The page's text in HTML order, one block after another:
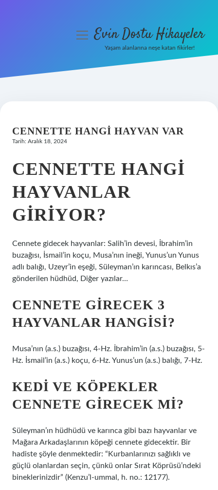
Hakkımızda
menüyüEvin Dostu Hikayeler
Yaşam alanlarına neşe katan fikirler!
CENNETTE HANGI HAYVAN VAR
Tarih: Aralık 18, 2024
CENNETTE HANGI
HAYVANLAR
GIRIYOR?
Cennete gidecek hayvanlar: Salih’in devesi, İbrahim’in
buzağısı, İsmail’in koçu, Musa’nın ineği, Yunus’un Yunus
adlı balığı, Uzeyr’in eşeği, Süleyman’ın karıncası, Belkıs’a
gönderilen hüdhüd, Diğer yazılar…
CENNETE GIRECEK 3
HAYVANLAR HANGISI?
Musa’nın (a.s.) buzağısı, 4-Hz. İbrahim’in (a.s.) buzağısı, 5-
Hz. İsmail’in (a.s.) koçu, 6-Hz. Yunus’un (a.s.) balığı, 7-Hz.
KEDI VE KÖPEKLER
CENNETE GIRECEK MI?
Süleyman’ın hüdhüdü ve karınca gibi bazı hayvanlar ve
Mağara Arkadaşlarının köpeği cennete gidecektir. Bir
hadiste şöyle denmektedir: “Kurbanlarınızı sağlıklı ve
güçlü olanlardan seçin, çünkü onlar Sırat Köprüsü’ndeki
bineklerinizdir” (Kenzu’l-ummal, h. no.: 12177).